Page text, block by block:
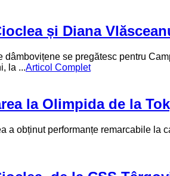
și Diana
dâmbovițene se pregătesc pentru
la ...Articol Complet
la Olimpida de la
a obținut performanțe remarcabile la